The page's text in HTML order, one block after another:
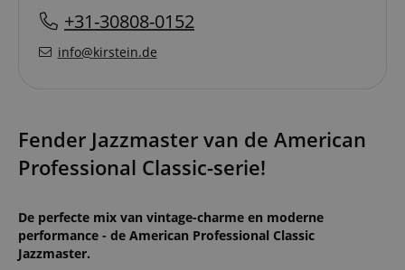
+31-30808-0152
info@kirstein.de
Fender Jazzmaster van de American
Professional Classic-serie!
De perfecte mix van vintage-charme en moderne
performance - de American Professional Classic
Jazzmaster.